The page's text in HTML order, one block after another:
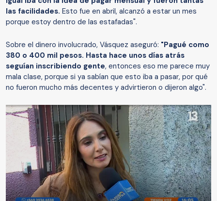
las facilidades. Esto fue en abril, alcanzó a estar un mes
porque estoy dentro de las estafadas".
Sobre el dinero involucrado, Vásquez aseguró: "Pagué como
380 o 400 mil pesos. Hasta hace unos días atrás
seguían inscribiendo gente, entonces eso me parece muy
mala clase, porque si ya sabían que esto iba a pasar, por qué
no fueron mucho más decentes y advirtieron o dijeron algo".